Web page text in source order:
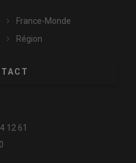
France-Monde
Région
12 61